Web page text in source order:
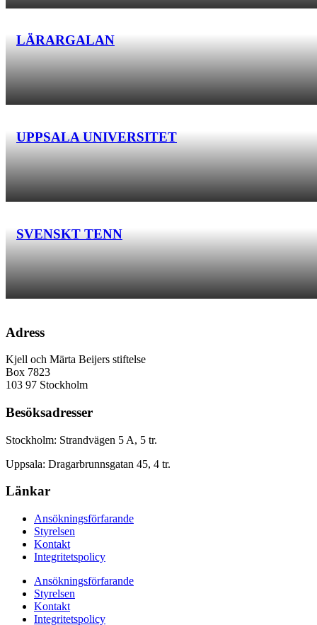
LÄRARGALAN
UPPSALA UNIVERSITET
SVENSKT TENN
Adress
Kjell och Märta Beijers stiftelse
Box 7823
103 97 Stockholm
Besöksadresser
Stockholm: Strandvägen 5 A, 5 tr.
Uppsala: Dragarbrunnsgatan 45, 4 tr.
Länkar
Ansökningsförfarande
Styrelsen
Kontakt
Integritetspolicy
Ansökningsförfarande
Styrelsen
Kontakt
Integritetspolicy